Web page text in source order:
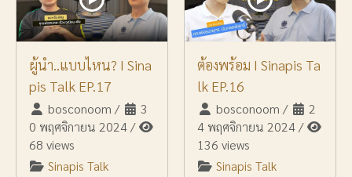
ผู้นำ..แบบไหน? I Sina
pis Talk EP.17
bosconoom /
3
0 พฤศจิกายน 2024/
68 views
Sinapis Talk
ต้องพร้อม I Sinapis Ta
lk EP.16
bosconoom /
2
4 พฤศจิกายน 2024/
136 views
Sinapis Talk